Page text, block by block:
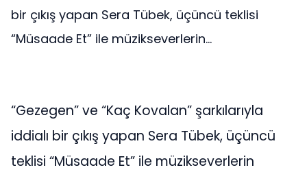
bir çıkış yapan Sera Tübek, üçüncü teklisi
“Müsaade Et” ile müzikseverlerin...
“Gezegen” ve “Kaç Kovalan” şarkılarıyla
iddialı bir çıkış yapan Sera Tübek, üçüncü
teklisi “Müsaade Et” ile müzikseverlerin